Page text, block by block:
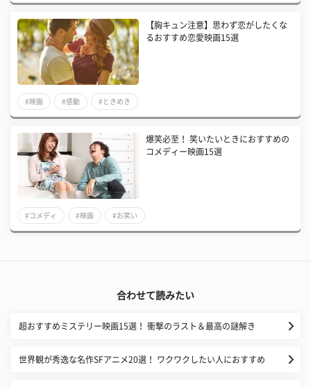
【胸キュン注意】思わず恋がしたくな
るおすすめ恋愛映画15選
#映画 #感動 #ときめき
爆笑必至！ 笑いたいときにおすすめの
コメディー映画15選
#コメディ #映画 #お笑い
合わせて読みたい
超おすすめミステリー映画15選！ 衝撃のラスト＆最高の謎解き
世界観が秀逸な名作SFアニメ20選！ ワクワクしたい人におすすめ